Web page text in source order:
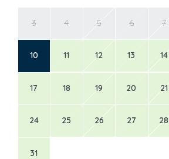
3 4 5 6 7
10 11 12 13 14
17 18 19 20 21
24 25 26 27 28
31